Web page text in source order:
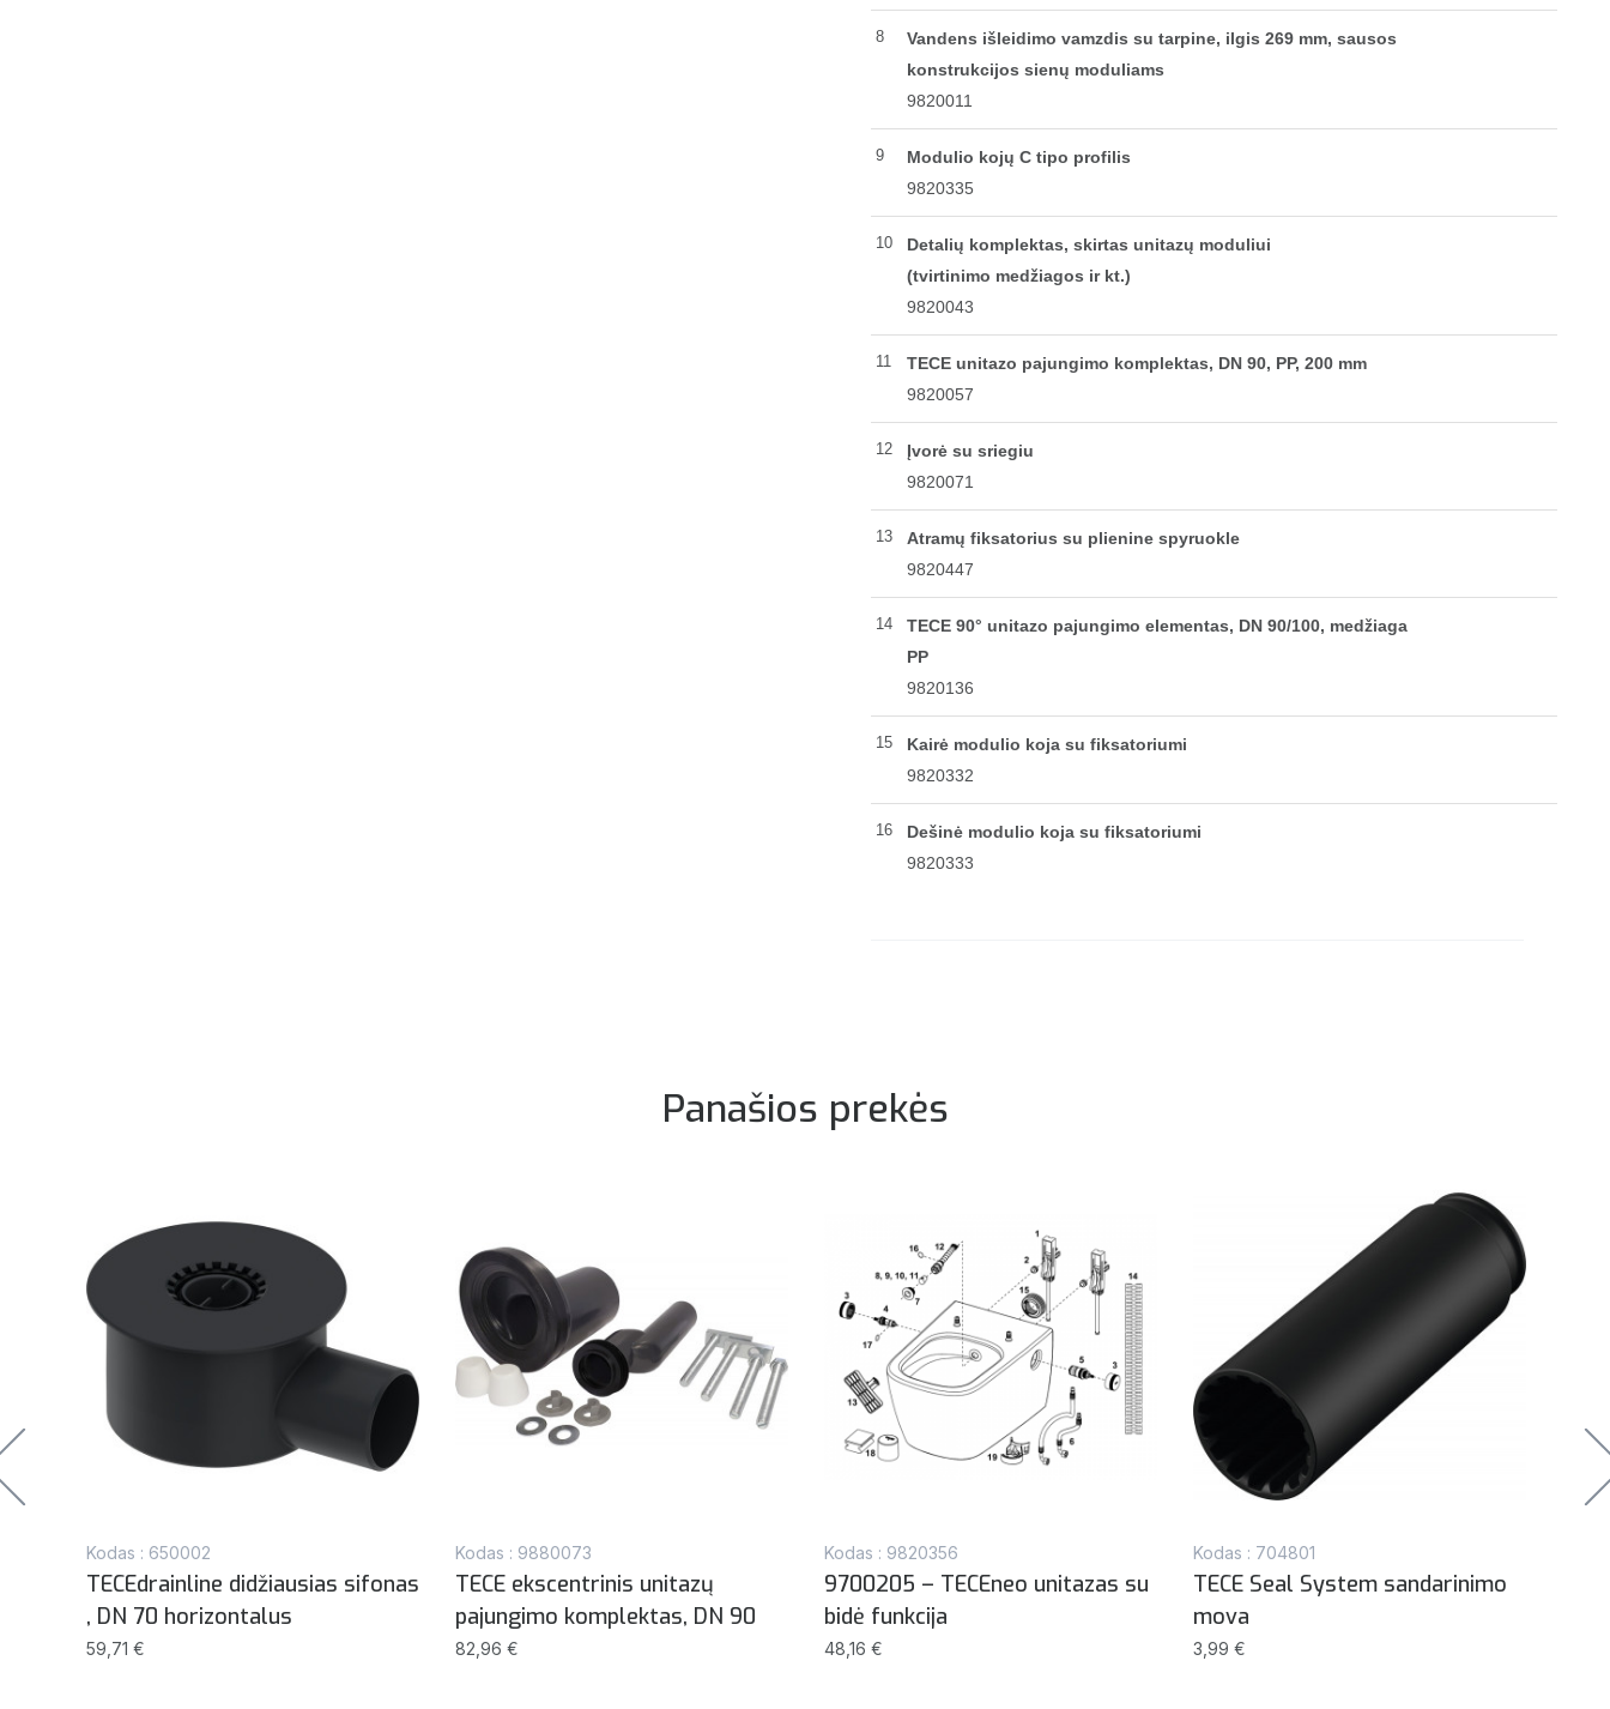
8
Vandens išleidimo vamzdis su tarpine, ilgis 269 mm, sausos
konstrukcijos sienų moduliams
9820011
9
Modulio kojų C tipo profilis
9820335
10
Detalių komplektas, skirtas unitazų moduliui
(tvirtinimo medžiagos ir kt.)
9820043
11
TECE unitazo pajungimo komplektas, DN 90, PP, 200 mm
9820057
12
Įvorė su sriegiu
9820071
13
Atramų fiksatorius su plienine spyruokle
9820447
14
TECE 90° unitazo pajungimo elementas, DN 90/100, medžiaga
PP
9820136
15
Kairė modulio koja su fiksatoriumi
9820332
16
Dešinė modulio koja su fiksatoriumi
9820333
Panašios prekės
Kodas : 650002
TECEdrainline didžiausias sifonas
, DN 70 horizontalus
59,71 €
Kodas : 9880073
TECE ekscentrinis unitazų
pajungimo komplektas, DN 90
82,96 €
Kodas : 9820356
9700205 – TECEneo unitazas su
bidė funkcija
48,16 €
Kodas : 704801
TECE Seal System sandarinimo
mova
3,99 €